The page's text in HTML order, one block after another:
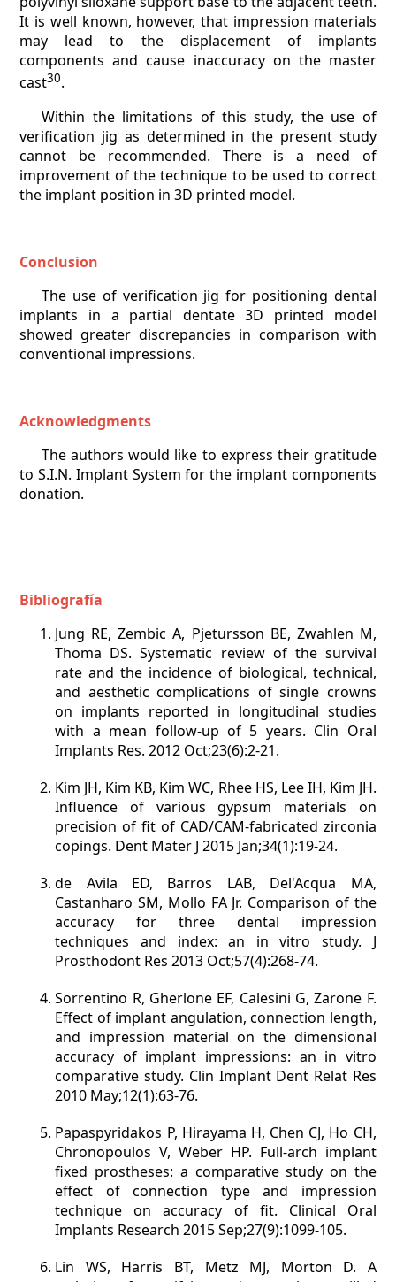
It is well known, however, that impression materials
may lead to the displacement of implants
components and cause inaccuracy on the master
cast30.
Within the limitations of this study, the use of
verification jig as determined in the present study
cannot be recommended. There is a need of
improvement of the technique to be used to correct
the implant position in 3D printed model.
Conclusion
The use of verification jig for positioning dental
implants in a partial dentate 3D printed model
showed greater discrepancies in comparison with
conventional impressions.
Acknowledgments
The authors would like to express their gratitude
to S.I.N. Implant System for the implant components
donation.
Bibliografía
Jung RE, Zembic A, Pjetursson BE, Zwahlen M,
Thoma DS. Systematic review of the survival
rate and the incidence of biological, technical,
and aesthetic complications of single crowns
on implants reported in longitudinal studies
with a mean follow-up of 5 years. Clin Oral
Implants Res. 2012 Oct;23(6):2-21.
Kim JH, Kim KB, Kim WC, Rhee HS, Lee IH, Kim JH.
Influence of various gypsum materials on
precision of fit of CAD/CAM-fabricated zirconia
copings. Dent Mater J 2015 Jan;34(1):19-24.
de Avila ED, Barros LAB, Del'Acqua MA,
Castanharo SM, Mollo FA Jr. Comparison of the
accuracy for three dental impression
techniques and index: an in vitro study. J
Prosthodont Res 2013 Oct;57(4):268-74.
Sorrentino R, Gherlone EF, Calesini G, Zarone F.
Effect of implant angulation, connection length,
and impression material on the dimensional
accuracy of implant impressions: an in vitro
comparative study. Clin Implant Dent Relat Res
2010 May;12(1):63-76.
Papaspyridakos P, Hirayama H, Chen CJ, Ho CH,
Chronopoulos V, Weber HP. Full-arch implant
fixed prostheses: a comparative study on the
effect of connection type and impression
technique on accuracy of fit. Clinical Oral
Implants Research 2015 Sep;27(9):1099-105.
Lin WS, Harris BT, Metz MJ, Morton D. A